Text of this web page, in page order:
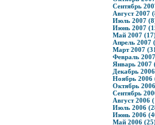
Сентябрь
Август 2007
Июль 2007
Июнь 2007
Май 2007
Апрель 2007
Март 2007
Февраль
Январь 2007
Декабрь
Ноябрь 2006
Октябрь
Сентябрь
Август 2006
Июль 2006
Июнь 2006
Май 2006